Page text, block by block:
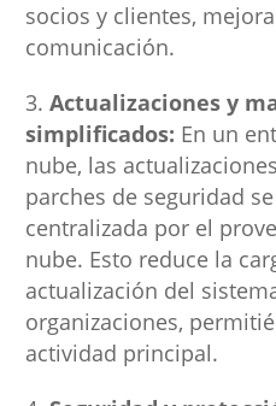
socios y clientes,
comunicación.
Actualizaciones y
simplificados: En un
nube, las
parches de seguridad
centralizada por el
nube. Esto reduce la
actualización del
organizaciones,
actividad principal.